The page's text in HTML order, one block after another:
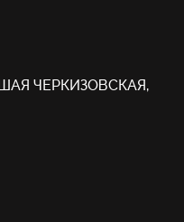
ЧЕРКИЗОВСКАЯ,